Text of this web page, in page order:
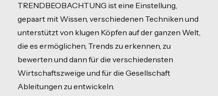
TRENDBEOBACHTUNG ist eine Einstellung,
gepaart mit Wissen, verschiedenen Techniken und
unterstützt von klugen Köpfen auf der ganzen Welt,
die es ermöglichen, Trends zu erkennen, zu
bewerten und dann für die verschiedensten
Wirtschaftszweige und für die Gesellschaft
Ableitungen zu entwickeln.